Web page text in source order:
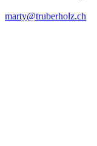
marty@truberholz.ch